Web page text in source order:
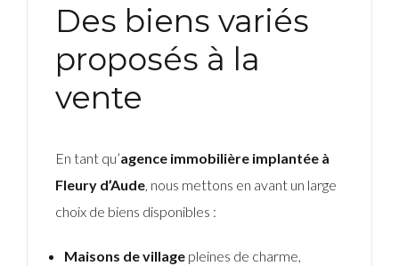
Des biens variés
proposés à la
vente
En tant qu’agence immobilière implantée à
Fleury d’Aude, nous mettons en avant un large
choix de biens disponibles :
Maisons de villagepleines de charme,